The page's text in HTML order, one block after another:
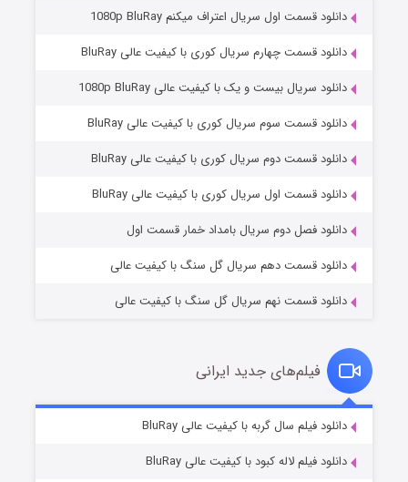
مردگان متحرک: شهر مرده ۳
قسمت۲ (زیرنویس) منتشر شد
قسمت۷ (زیرنویس) منتشر شد
دانلود قسمت اول سریال اعتراف میکنم 1080p BluRay
دانلود قسمت چهارم سریال کوری با کیفیت عالی BluRay
دانلود سریال بیست و یک با کیفیت عالی 1080p BluRay
دانلود قسمت سوم سریال کوری با کیفیت عالی BluRay
دانلود قسمت دوم سریال کوری با کیفیت عالی BluRay
دانلود قسمت اول سریال کوری با کیفیت عالی BluRay
دانلود فصل دوم سریال بامداد خمار قسمت اول
دانلود قسمت دهم سریال گل سنگ با کیفیت عالی
دانلود قسمت نهم سریال گل سنگ با کیفیت عالی
فیلم‌های جدید ایرانی
دانلود فیلم سال گربه با کیفیت عالی BluRay
دانلود فیلم لاله کبود با کیفیت عالی BluRay